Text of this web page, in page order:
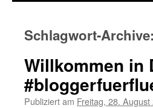
Schlagwort-
Willkommen in
Publiziert am Freitag, 28. August